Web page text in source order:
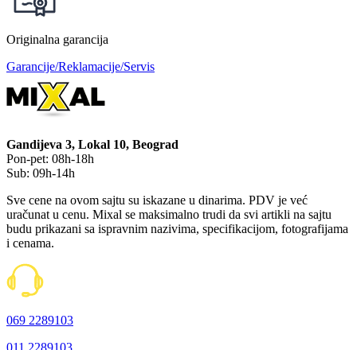
Originalna garancija
Garancije/Reklamacije/Servis
Gandijeva 3, Lokal 10, Beograd
Pon-pet: 08h-18h
Sub: 09h-14h
Sve cene na ovom sajtu su iskazane u dinarima. PDV je već
uračunat u cenu. Mixal se maksimalno trudi da svi artikli na sajtu
budu prikazani sa ispravnim nazivima, specifikacijom, fotografijama
i cenama.
069 2289103